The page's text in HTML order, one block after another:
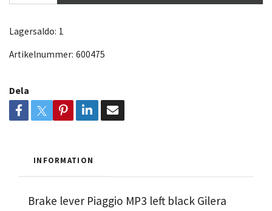
Lagersaldo: 1
Artikelnummer: 600475
Dela
INFORMATION
Brake lever Piaggio MP3 left black Gilera